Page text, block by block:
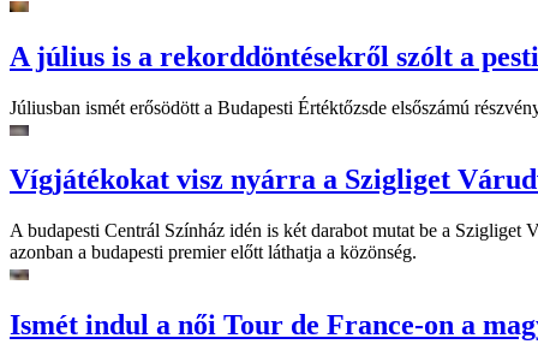
A július is a rekorddöntésekről szólt a
Júliusban ismét erősödött a Budapesti Értéktőzsde elsőszámú
Vígjátékokat visz nyárra a Szigliget
A budapesti Centrál Színház idén is két darabot mutat be a
azonban a budapesti premier előtt láthatja a közönség.
Ismét indul a női Tour de France-on a